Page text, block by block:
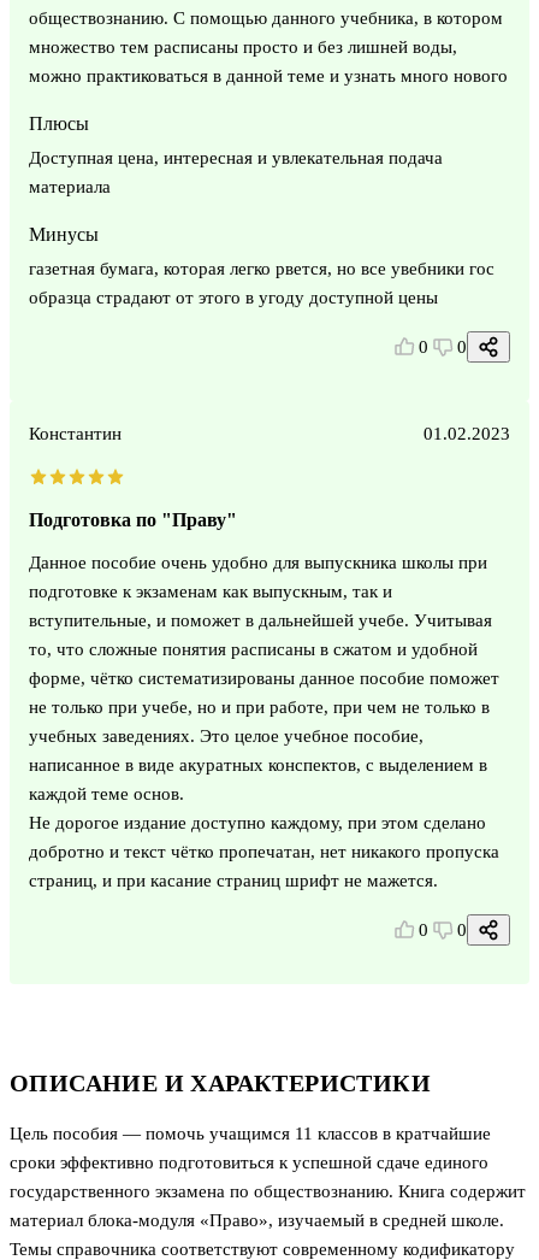
ОПИСАНИЕ И ХАРАКТЕРИСТИКИ
Цель пособия — помочь учащимся 11 классов в кратчайшие
сроки эффективно подготовиться к успешной сдаче единого
государственного экзамена по обществознанию. Книга содержит
материал блока-модуля «Право», изучаемый в средней школе.
Темы справочника соответствуют современному кодификатору
обществознанию. С помощью данного учебника, в котором
множество тем расписаны просто и без лишней воды,
можно практиковаться в данной теме и узнать много нового
Плюсы
Доступная цена, интересная и увлекательная подача
материала
Минусы
газетная бумага, которая легко рвется, но все увебники гос
образца страдают от этого в угоду доступной цены
0 0
Константин 01.02.2023
Подготовка по "Праву"
Данное пособие очень удобно для выпускника школы при
подготовке к экзаменам как выпускным, так и
вступительные, и поможет в дальнейшей учебе. Учитывая
то, что сложные понятия расписаны в сжатом и удобной
форме, чётко систематизированы данное пособие поможет
не только при учебе, но и при работе, при чем не только в
учебных заведениях. Это целое учебное пособие,
написанное в виде акуратных конспектов, с выделением в
каждой теме основ.
Не дорогое издание доступно каждому, при этом сделано
добротно и текст чётко пропечатан, нет никакого пропуска
страниц, и при касание страниц шрифт не мажется.
0 0